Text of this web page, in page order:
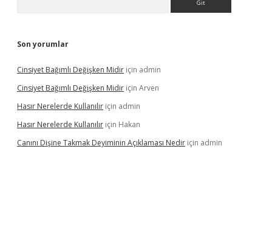
Son yorumlar
Cinsiyet Bağımlı Değişken Midir için admin
Cinsiyet Bağımlı Değişken Midir için Arven
Hasır Nerelerde Kullanılır için admin
Hasır Nerelerde Kullanılır için Hakan
Canını Dişine Takmak Deyiminin Açıklaması Nedir için admin